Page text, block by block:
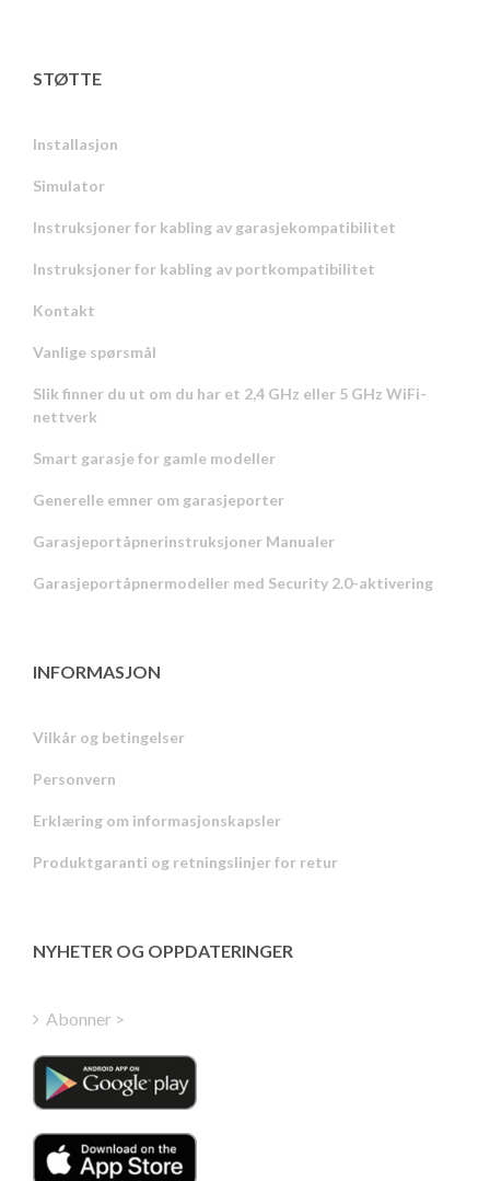
STØTTE
Installasjon
Simulator
Instruksjoner for kabling av garasjekompatibilitet
Instruksjoner for kabling av portkompatibilitet
Kontakt
Vanlige spørsmål
Slik finner du ut om du har et 2,4 GHz eller 5 GHz WiFi-
nettverk
Smart garasje for gamle modeller
Generelle emner om garasjeporter
Garasjeportåpnerinstruksjoner Manualer
Garasjeportåpnermodeller med Security 2.0-aktivering
INFORMASJON
Vilkår og betingelser
Personvern
Erklæring om informasjonskapsler
Produktgaranti og retningslinjer for retur
NYHETER OG OPPDATERINGER
Abonner >